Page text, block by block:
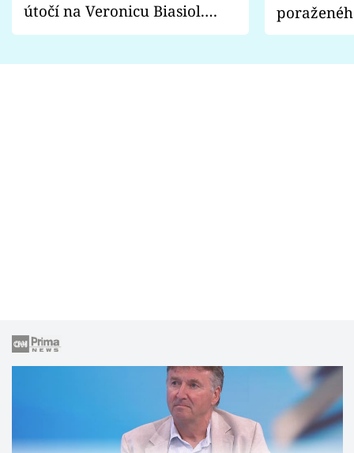
útočí na Veronicu Biasiol.
Proč je podle nich falešná a
fanoušci